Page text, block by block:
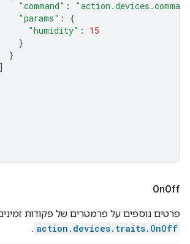
"command" :
"params" :
{
"humidity" :
15
}
}
]
OnOff
פרטים נוספים על פרמטרים של פקודות
action.devices.traits.OnOff
.